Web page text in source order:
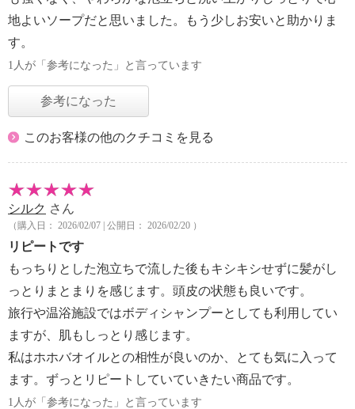
地よいソープだと思いました。もう少しお安いと助かりま
す。
1人が「参考になった」と言っています
参考になった
このお客様の他のクチコミを見る
シルク さん
（購入日： 2026/02/07 | 公開日： 2026/02/20 ）
リピートです
もっちりとした泡立ちで流した後もキシキシせずに髪がし
っとりまとまりを感じます。頭皮の状態も良いです。
旅行や温浴施設ではボディシャンプーとしても利用してい
ますが、肌もしっとり感じます。
私はホホバオイルとの相性が良いのか、とても気に入って
ます。ずっとリピートしていていきたい商品です。
1人が「参考になった」と言っています